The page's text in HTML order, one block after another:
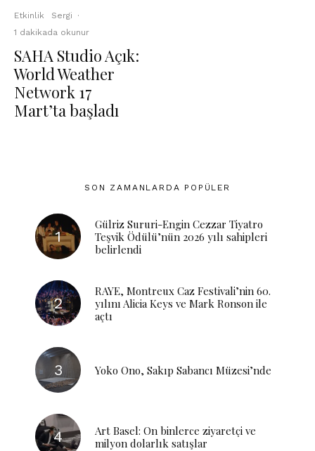
Etkinlik Sergi
·
1 dakikada okunur
SAHA Studio Açık:
World Weather
Network 17
Mart’ta başladı
SON ZAMANLARDA POPÜLER
Gülriz Sururi-Engin Cezzar Tiyatro
Teşvik Ödülü’nün 2026 yılı sahipleri
belirlendi
RAYE, Montreux Caz Festivali’nin 60.
yılını Alicia Keys ve Mark Ronson ile
açtı
Yoko Ono, Sakıp Sabancı Müzesi’nde
Art Basel: On binlerce ziyaretçi ve
milyon dolarlık satışlar